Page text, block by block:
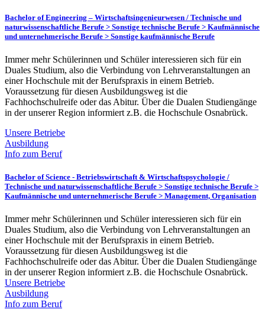
Bachelor of Engineering – Wirtschaftsingenieurwesen / Technische und
naturwissenschaftliche Berufe > Sonstige technische Berufe > Kaufmännische
und unternehmerische Berufe > Sonstige kaufmännische Berufe
Immer mehr Schülerinnen und Schüler interessieren sich für ein
Duales Studium, also die Verbindung von Lehrveranstaltungen an
einer Hochschule mit der Berufspraxis in einem Betrieb.
Voraussetzung für diesen Ausbildungsweg ist die
Fachhochschulreife oder das Abitur. Über die Dualen Studiengänge
in der unserer Region informiert z.B. die Hochschule Osnabrück.
Unsere Betriebe
Ausbildung
Info zum Beruf
Bachelor of Science - Betriebswirtschaft & Wirtschaftspsychologie /
Technische und naturwissenschaftliche Berufe > Sonstige technische Berufe >
Kaufmännische und unternehmerische Berufe > Management, Organisation
Immer mehr Schülerinnen und Schüler interessieren sich für ein
Duales Studium, also die Verbindung von Lehrveranstaltungen an
einer Hochschule mit der Berufspraxis in einem Betrieb.
Voraussetzung für diesen Ausbildungsweg ist die
Fachhochschulreife oder das Abitur. Über die Dualen Studiengänge
in der unserer Region informiert z.B. die Hochschule Osnabrück.
Unsere Betriebe
Ausbildung
Info zum Beruf